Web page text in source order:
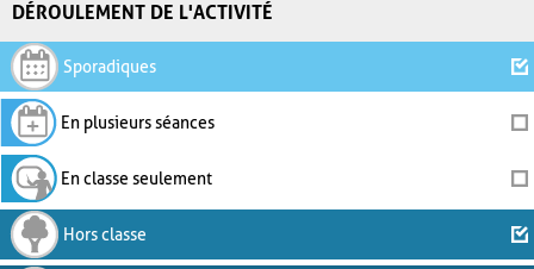
DÉROULEMENT DE L'ACTIVITÉ
Sporadiques
En plusieurs séances
En classe seulement
Hors classe